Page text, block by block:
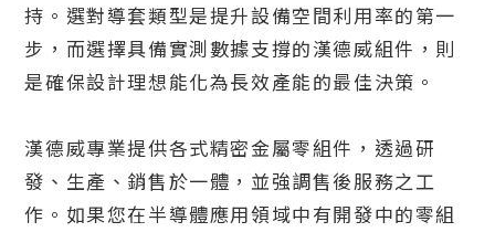
持。選對導套類型是提升設備空間利用率的第一
步，而選擇具備實測數據支撐的漢德威組件，則
是確保設計理想能化為長效產能的最佳決策。
漢德威專業提供各式精密金屬零組件，透過研
發、生產、銷售於一體，並強調售後服務之工
作。如果您在半導體應用領域中有開發中的零組